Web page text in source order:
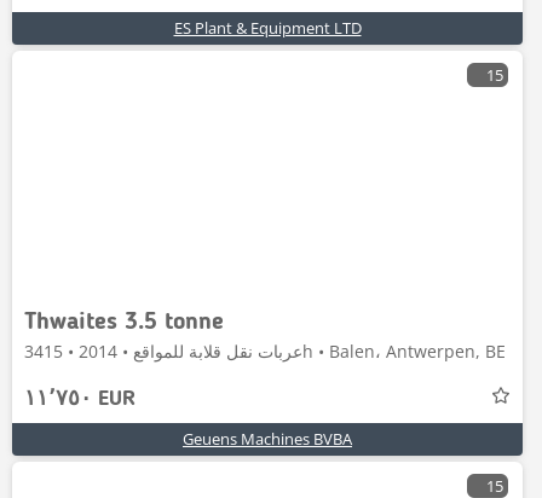
ES Plant & Equipment LTD
15
Thwaites 3.5 tonne
عربات نقل قلابة للمواقع • 2014 • 3415h • Balen، Antwerpen, BE
١١٬٧٥٠ EUR
Geuens Machines BVBA
15